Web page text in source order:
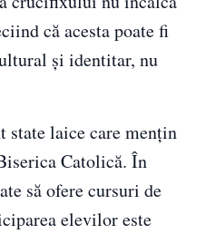
că acesta poate fi
și identitar, nu
state laice care mențin
Catolică. În
să ofere cursuri de
elevilor este